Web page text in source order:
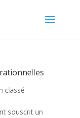
classé
souscrit un